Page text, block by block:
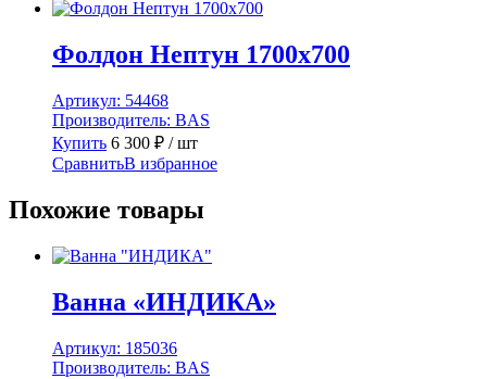
Фолдон Нептун 1700х700
Артикул: 54468
Производитель: BAS
Купить 6 300 ₽ / шт
СравнитьВ избранное
Похожие товары
Ванна «ИНДИКА»
Артикул: 185036
Производитель: BAS